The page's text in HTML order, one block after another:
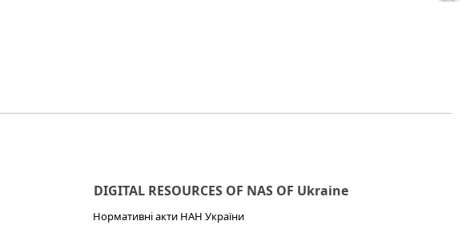
DIGITAL RESOURCES OF NAS OF Ukraine
Нормативні акти НАН України